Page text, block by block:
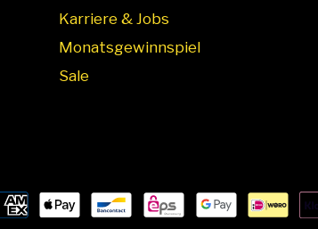
Karriere & Jobs
Monatsgewinnspiel
Sale